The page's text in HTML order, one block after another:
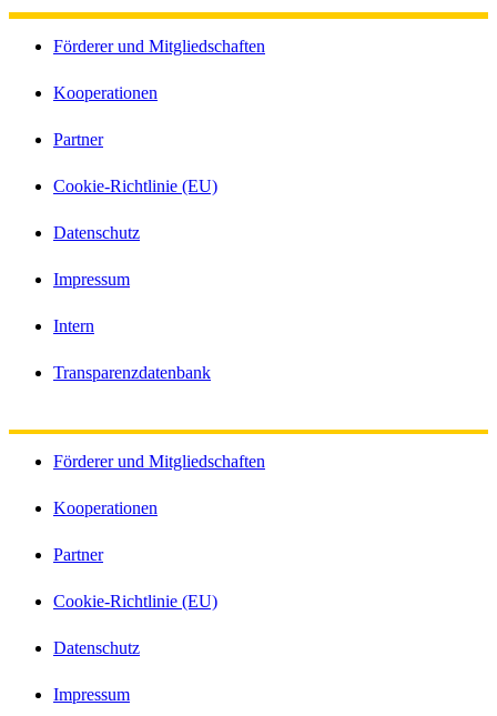
Förderer und Mitgliedschaften
Kooperationen
Partner
Cookie-Richtlinie (EU)
Datenschutz
Impressum
Intern
Transparenzdatenbank
Förderer und Mitgliedschaften
Kooperationen
Partner
Cookie-Richtlinie (EU)
Datenschutz
Impressum